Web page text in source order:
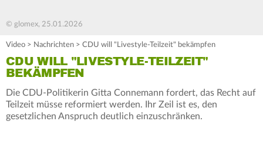
© glomex, 25.01.2026
Video > Nachrichten > CDU will "Livestyle-Teilzeit" bekämpfen
CDU WILL "LIVESTYLE-TEILZEIT"
BEKÄMPFEN
Die CDU-Politikerin Gitta Connemann fordert, das Recht auf
Teilzeit müsse reformiert werden. Ihr Zeil ist es, den
gesetzlichen Anspruch deutlich einzuschränken.